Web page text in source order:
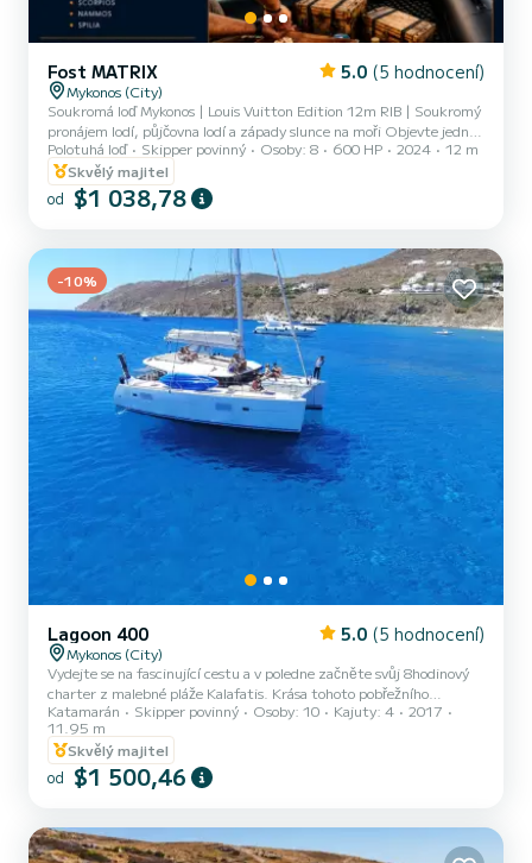
Fost MATRIX 5.0 (5 hodnocení)
Mykonos (City)
Soukromá loď Mykonos | Louis Vuitton Edition 12m RIB | Soukromý
pronájem lodí, půjčovna lodí a západy slunce na moři Objevte jednu
z nejlépe hodnocených soukromých lodních plaveb na Mykonosu na
palubě naší lodi Louis Vuitton Edition 12m RIB. Ideální pro rodiny,
páry a skupiny hledající prvotřídní soukromý pronájem lodí na
Mykonosu, s individuálně šitými plavbami na ostrovy Delos, Rhenia,
maximálně 8 hostů plus 2 členy posádky, tento vy...
Polotuhá loď Skipper povinný Osoby: 8 600 HP 2024
12 m
Skvělý majitel
od $1 038,78
-10%
Lagoon 400 5.0 (5 hodnocení)
Mykonos (City)
Vydejte se na fascinující cestu a v poledne začněte svůj 8hodinový
charter z malebné pláže Kalafatis. Krása tohoto pobřežního
útočiště udává perfektní tón pro den plný průzkumu a odpočinku,
jeho zlaté písky a křišťálově čisté vody vytvářejí idylickou kulisu pro
vaše námořní dobrodružství. Jak vaše jachta ladně klouže Egejským
mořem vody, první úsek vaší cesty vás zavede na okouzlující ostrov
Rinia. Užijte si nedotčenou krásu jeho odlehlých pláží, kde se
Katamarán Skipper povinný Osoby: 10 Kajuty: 4
2017
11.95 m
Skvělý majitel
od $1 500,46